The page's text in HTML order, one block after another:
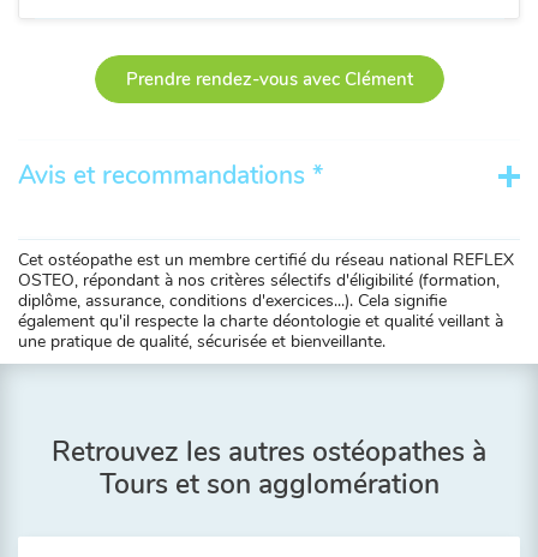
Prendre rendez-vous avec Clément
Avis et recommandations *
Cet ostéopathe est un membre certifié du réseau national REFLEX
OSTEO, répondant à nos critères sélectifs d'éligibilité (formation,
diplôme, assurance, conditions d'exercices...). Cela signifie
également qu'il respecte la charte déontologie et qualité veillant à
une pratique de qualité, sécurisée et bienveillante.
Retrouvez les autres ostéopathes à
Tours et son agglomération